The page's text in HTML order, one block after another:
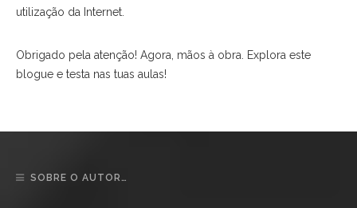
utilização da Internet.
Obrigado pela atenção! Agora, mãos à obra. Explora este
blogue e testa nas tuas aulas!
SOBRE O AUTOR…